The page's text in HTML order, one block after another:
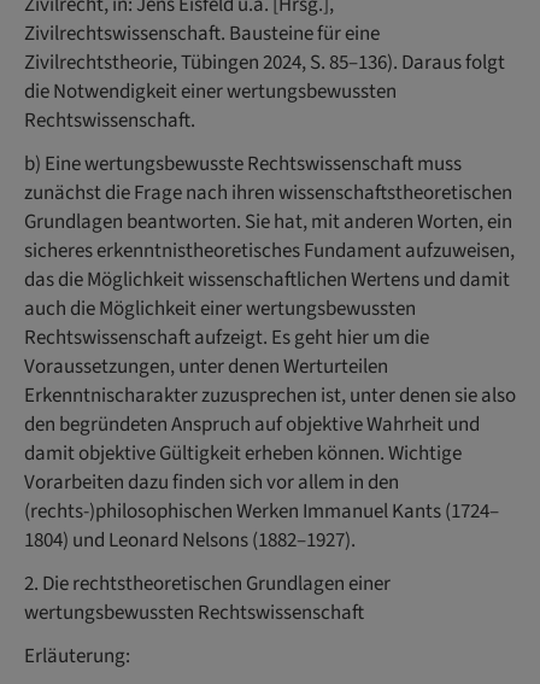
Zivilrechtswissenschaft. Bausteine für eine
Zivilrechtstheorie, Tübingen 2024, S. 85–136). Daraus folgt
die Notwendigkeit einer wertungsbewussten
Rechtswissenschaft.
b) Eine wertungsbewusste Rechtswissenschaft muss
zunächst die Frage nach ihren wissenschaftstheoretischen
Grundlagen beantworten. Sie hat, mit anderen Worten, ein
sicheres erkenntnistheoretisches Fundament aufzuweisen,
das die Möglichkeit wissenschaftlichen Wertens und damit
auch die Möglichkeit einer wertungsbewussten
Rechtswissenschaft aufzeigt. Es geht hier um die
Voraussetzungen, unter denen Werturteilen
Erkenntnischarakter zuzusprechen ist, unter denen sie also
den begründeten Anspruch auf objektive Wahrheit und
damit objektive Gültigkeit erheben können. Wichtige
Vorarbeiten dazu finden sich vor allem in den
(rechts-)philosophischen Werken Immanuel Kants (1724–
1804) und Leonard Nelsons (1882–1927).
2. Die rechtstheoretischen Grundlagen einer
wertungsbewussten Rechtswissenschaft
Erläuterung: